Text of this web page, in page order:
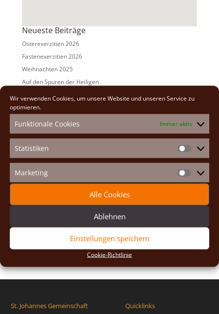
Wir verwenden Cookies, um unsere Website und unseren Service zu
optimieren.
Funktionale Cookies Immer aktiv
Statistiken
Marketing Marketing
Alle Cookies
Ablehnen
Einstellungen speichern
Cookie-Richtlinie
Neueste Beiträge
Osterexerzitien 2026
Fastenexerzitien 2026
Weihnachten 2025
Auf den Spuren der Heiligen
Adventexerzitien 2025
2026(2)
2025(7)
2024(5)
2023(13)
2022(9)
2020(2)
St. Johannes Gemeinschaft Quicklinks